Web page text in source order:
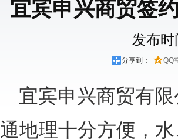
宜宾申兴商贸签
发布
分享到： QQ
宜宾申兴商贸有限
通地理十分方便，